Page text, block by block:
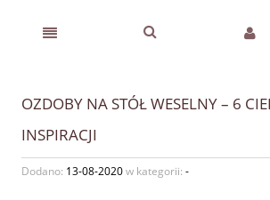
OZDOBY NA STÓŁ WESELNY – 6
INSPIRACJI
Dodano: 13-08-2020w kategorii: -